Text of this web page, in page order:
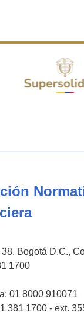
Bogotá D.C.,
1700
01 8000 910071
381 1700 - ext.